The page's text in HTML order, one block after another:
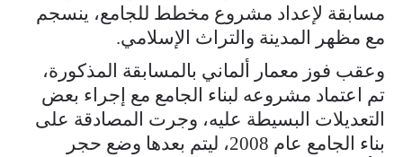
مسابقة لإعداد مشروع مخطط للجامع، ينسجم
مع مظهر المدينة والتراث الإسلامي.
وعقب فوز معمار ألماني بالمسابقة المذكورة،
تم اعتماد مشروعه لبناء الجامع مع إجراء بعض
التعديلات البسيطة عليه، وجرت المصادقة على
بناء الجامع عام 2008، ليتم بعدها وضع حجر